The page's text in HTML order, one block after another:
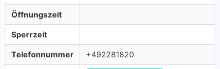
Öffnungszeit
Sperrzeit
Telefonnummer +492281820